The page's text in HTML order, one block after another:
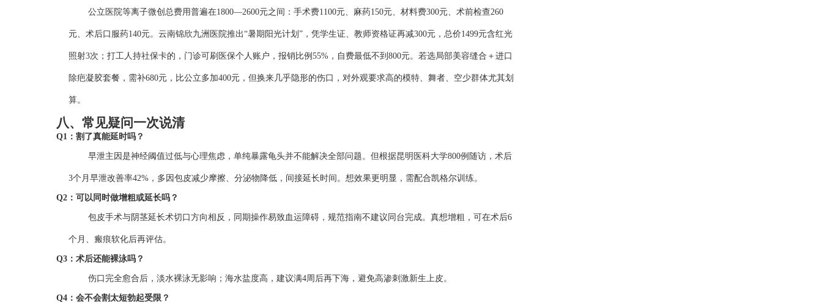
公立医院等离子微创总费用普遍在1800—2600元之间：手术费1100元、麻药150元、材料费300元、术前检查260
元、术后口服药140元。云南锦欣九洲医院推出“暑期阳光计划”，凭学生证、教师资格证再减300元，总价1499元含红光
照射3次；打工人持社保卡的，门诊可刷医保个人账户，报销比例55%，自费最低不到800元。若选局部美容缝合＋进口
除疤凝胶套餐，需补680元，比公立多加400元，但换来几乎隐形的伤口，对外观要求高的模特、舞者、空少群体尤其划
算。
八、常见疑问一次说清
Q1：割了真能延时吗？
早泄主因是神经阈值过低与心理焦虑，单纯暴露龟头并不能解决全部问题。但根据昆明医科大学800例随访，术后
3个月早泄改善率42%，多因包皮减少摩擦、分泌物降低，间接延长时间。想效果更明显，需配合凯格尔训练。
Q2：可以同时做增粗或延长吗？
包皮手术与阴茎延长术切口方向相反，同期操作易致血运障碍，规范指南不建议同台完成。真想增粗，可在术后6
个月、瘢痕软化后再评估。
Q3：术后还能裸泳吗？
伤口完全愈合后，淡水裸泳无影响；海水盐度高，建议满4周后再下海，避免高渗刺激新生上皮。
Q4：会不会割太短勃起受限？